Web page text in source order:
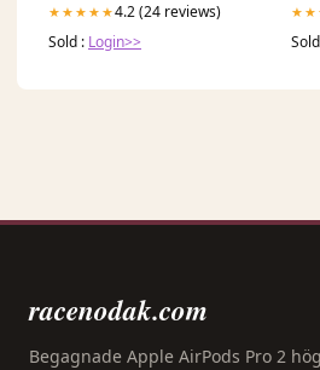
★★★★★4.2 (24 reviews)
Sold : Login>>
racenodak.com
Begagnade Apple AirPods Pro 2